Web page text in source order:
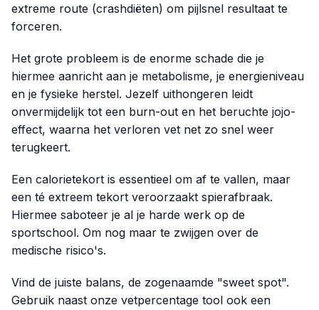
extreme route (crashdiëten) om pijlsnel resultaat te
forceren.
Het grote probleem is de enorme schade die je
hiermee aanricht aan je metabolisme, je energieniveau
en je fysieke herstel. Jezelf uithongeren leidt
onvermijdelijk tot een burn-out en het beruchte jojo-
effect, waarna het verloren vet net zo snel weer
terugkeert.
Een calorietekort is essentieel om af te vallen, maar
een té extreem tekort veroorzaakt spierafbraak.
Hiermee saboteer je al je harde werk op de
sportschool. Om nog maar te zwijgen over de
medische risico's.
Vind de juiste balans, de zogenaamde "sweet spot".
Gebruik naast onze vetpercentage tool ook een